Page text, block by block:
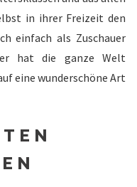
in ihrer Freizeit den
einfach als Zuschauer
hat die ganze Welt
eine wunderschöne Art